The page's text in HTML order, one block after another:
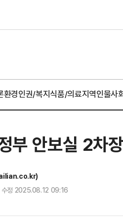
환경인권/복지식품/의료지역인물사
부 안보실 2차
정 2025.08.12 09:16